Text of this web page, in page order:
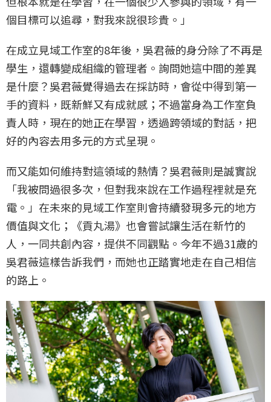
個目標可以追尋，對我來說很珍貴。」
在成立見域工作室的8年後，吳君薇的身分除了不再是
學生，還轉變成組織的管理者。詢問她這中間的差異
是什麼？吳君薇覺得過去在採訪時，會從中得到第一
手的資料，既新鮮又有成就感；不過當身為工作室負
責人時，現在的她正在學習，透過跨領域的對話，把
好的內容去用多元的方式呈現。
而又能如何維持對這領域的熱情？吳君薇則是誠實說
「我被問過很多次，但對我來說在工作過程裡就是充
電。」在未來的見域工作室則會持續發現多元的地方
價值與文化；《貢丸湯》也會嘗試讓生活在新竹的
人，一同共創內容，提供不同觀點。今年不過31歲的
吳君薇這樣告訴我們，而她也正踏實地走在自己相信
的路上。